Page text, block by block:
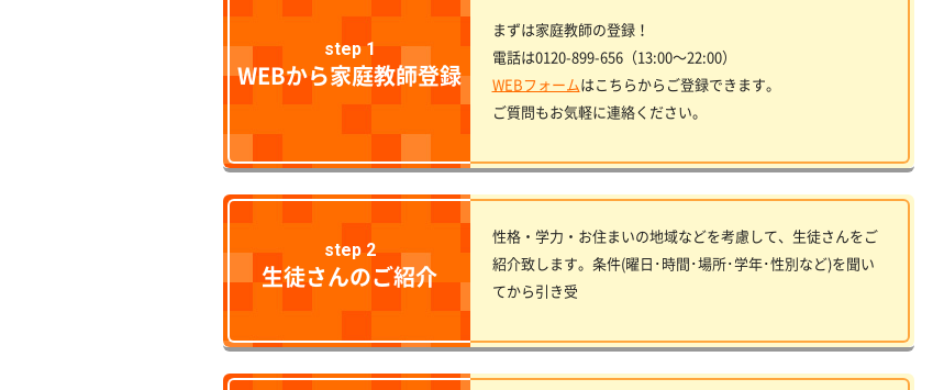
step 1
WEBから家庭教師登録
まずは家庭教師の登録！
電話は0120-899-656（13:00〜22:00）
WEBフォームはこちらからご登録できます。
ご質問もお気軽に連絡ください。
step 2
生徒さんのご紹介
性格・学力・お住まいの地域などを考慮して、生徒さんをご
紹介致します。条件(曜日･時間･場所･学年･性別など)を聞い
てから引き受